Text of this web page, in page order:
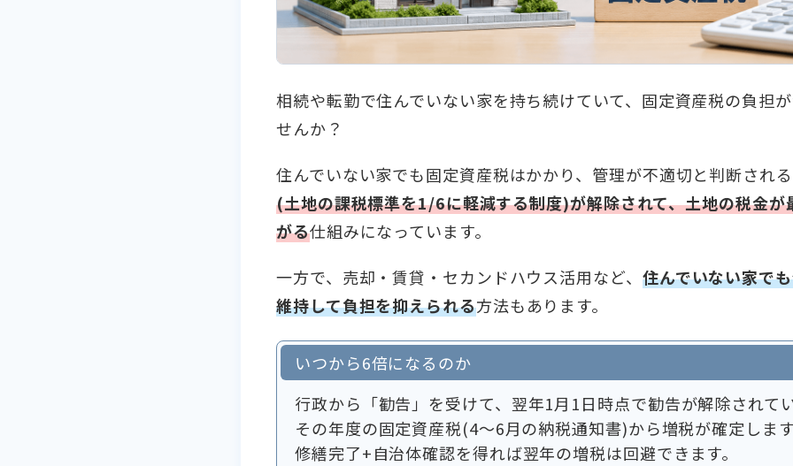
相続や転勤で住んでいない家を持ち続けていて、固定資産税の負担
せんか？
住んでいない家でも固定資産税はかかり、管理が不適切と判断され
(土地の課税標準を1/6に軽減する制度)が解除されて、土地の税金が
がる仕組みになっています。
一方で、売却・賃貸・セカンドハウス活用など、 住んでいない家で
維持して負担を抑えられる方法もあります。
いつから6倍になるのか
行政から「勧告」を受けて、翌年1月1日時点で勧告が解除されて
その年度の固定資産税(4～6月の納税通知書)から増税が確定しま
修繕完了+自治体確認を得れば翌年の増税は回避できます。